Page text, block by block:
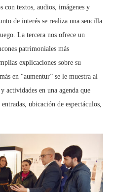
con textos, audios, imágenes y
de interés se realiza una sencilla
La tercera nos ofrece un
patrimoniales más
explicaciones sobre su
en “aumentur” se le muestra al
actividades en una agenda que
ubicación de espectáculos,